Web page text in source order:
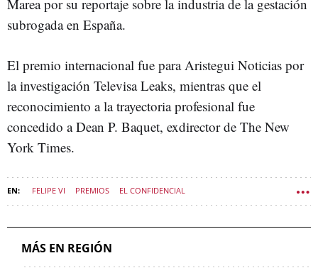
Marea por su reportaje sobre la industria de la gestación
subrogada en España.
El premio internacional fue para Aristegui Noticias por
la investigación Televisa Leaks, mientras que el
reconocimiento a la trayectoria profesional fue
concedido a Dean P. Baquet, exdirector de The New
York Times.
FELIPE VI PREMIOS EL CONFIDENCIAL
MÁS EN REGIÓN